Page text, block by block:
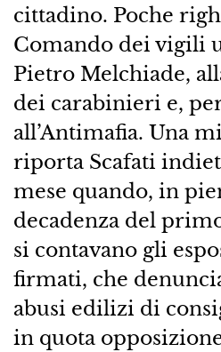
cittadino. Poche
Comando dei vigili
Pietro Melchiade,
dei carabinieri e,
all’Antimafia. Una
riporta Scafati
mese quando, in
decadenza del
si contavano gli
firmati, che
abusi edilizi di
in quota